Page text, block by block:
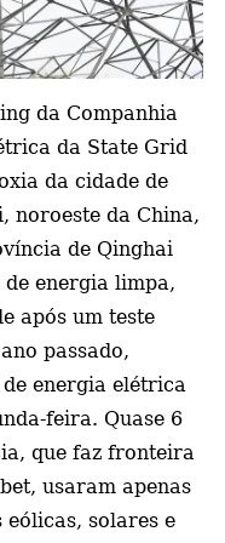
da Companhia
da State Grid
da cidade de
noroeste da China,
de Qinghai
energia limpa,
após um teste
passado,
energia elétrica
feira. Quase 6
que faz fronteira
usaram apenas
solares e